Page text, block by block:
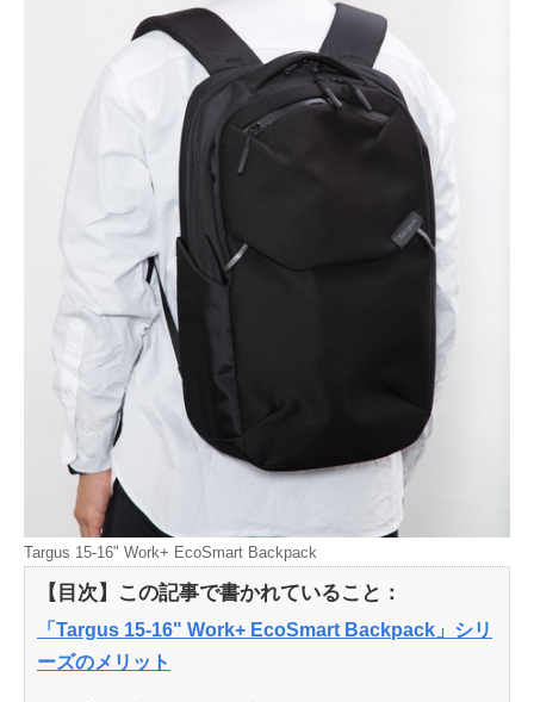
Targus 15-16" Work+ EcoSmart Backpack
【目次】この記事で書かれていること：
「Targus 15-16" Work+ EcoSmart Backpack」シリ
ーズのメリット